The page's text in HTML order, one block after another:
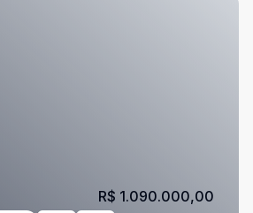
R$ 1.090.000,00